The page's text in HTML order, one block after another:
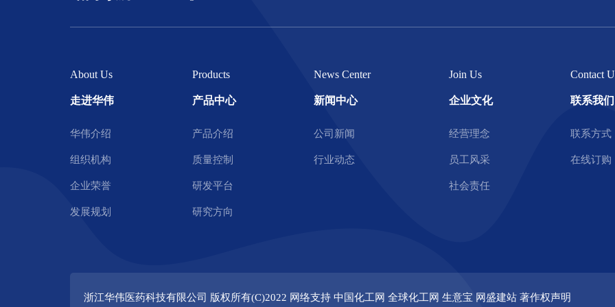
About Us
走进华伟
华伟介绍
组织机构
企业荣誉
发展规划
Products
产品中心
产品介绍
质量控制
研发平台
研究方向
News Center
新闻中心
公司新闻
行业动态
Join Us
企业文化
经营理念
员工风采
社会责任
Contact
联系我们
联系方式
在线订购
浙江华伟医药科技有限公司 版权所有(C)2022 网络支持 中国化工网 全球化工网 生意宝 网盛建站 著作权声明